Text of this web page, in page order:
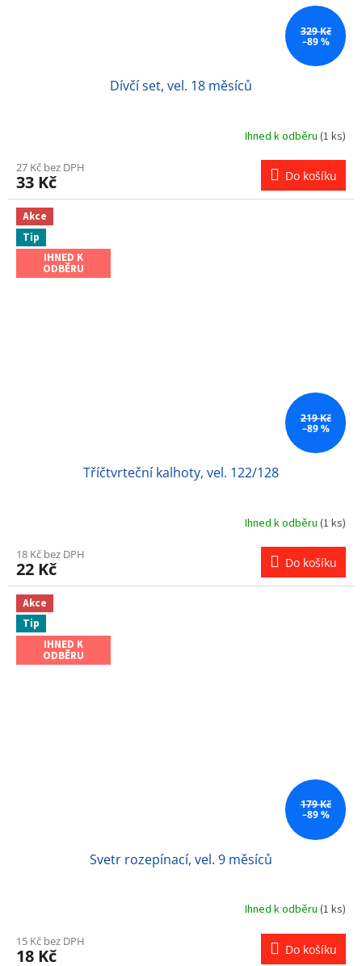
329 Kč
–89 %
Dívčí set, vel. 18 měsíců
Ihned k odběru (1 ks)
27 Kč bez DPH
33 Kč Do košíku
Akce
Tip
IHNED K
ODBĚRU
219 Kč
–89 %
Tříčtvrteční kalhoty, vel. 122/128
Ihned k odběru (1 ks)
18 Kč bez DPH
22 Kč Do košíku
Akce
Tip
IHNED K
ODBĚRU
179 Kč
–89 %
Svetr rozepínací, vel. 9 měsíců
Ihned k odběru (1 ks)
15 Kč bez DPH
18 Kč Do košíku